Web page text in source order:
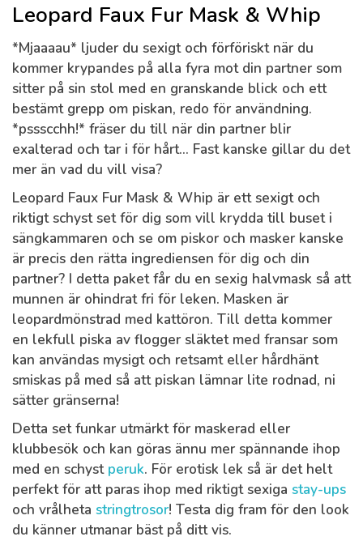
Leopard Faux Fur Mask & Whip
*Mjaaaau* ljuder du sexigt och förföriskt när du
kommer krypandes på alla fyra mot din partner som
sitter på sin stol med en granskande blick och ett
bestämt grepp om piskan, redo för användning.
*pssscchh!* fräser du till när din partner blir
exalterad och tar i för hårt... Fast kanske gillar du det
mer än vad du vill visa?
Leopard Faux Fur Mask & Whip är ett sexigt och
riktigt schyst set för dig som vill krydda till buset i
sängkammaren och se om piskor och masker kanske
är precis den rätta ingrediensen för dig och din
partner? I detta paket får du en sexig halvmask så att
munnen är ohindrat fri för leken. Masken är
leopardmönstrad med kattöron. Till detta kommer
en lekfull piska av flogger släktet med fransar som
kan användas mysigt och retsamt eller hårdhänt
smiskas på med så att piskan lämnar lite rodnad, ni
sätter gränserna!
Detta set funkar utmärkt för maskerad eller
klubbesök och kan göras ännu mer spännande ihop
med en schyst peruk. För erotisk lek så är det helt
perfekt för att paras ihop med riktigt sexiga stay-ups
och vrålheta stringtrosor! Testa dig fram för den look
du känner utmanar bäst på ditt vis.